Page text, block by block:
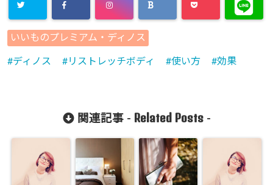
いいものプレミアム・ディノス
ディノス リストレッチボディ 使い方 効果
関連記事 - Related Posts-